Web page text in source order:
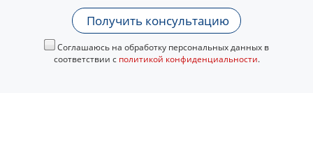
Получить консультацию
Соглашаюсь на обработку персональных данных в
соответствии с политикой конфиденциальности.